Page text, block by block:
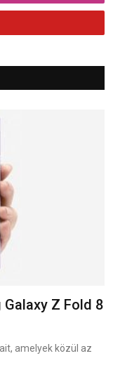
Z Fold 8
amelyek közül az